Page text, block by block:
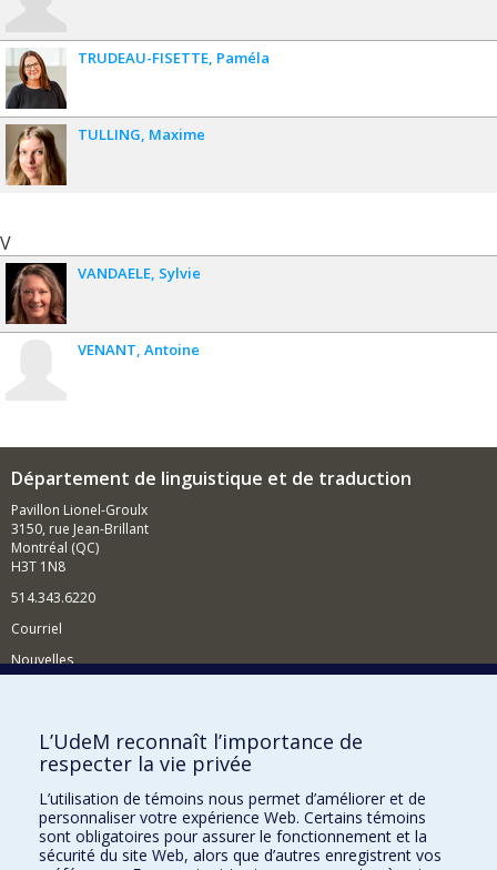
TRUDEAU-FISETTE Paméla
TULLING Maxime
V
VANDAELE Sylvie
VENANT Antoine
Département de linguistique et de traduction
Pavillon Lionel-Groulx
3150, rue Jean-Brillant
Montréal (QC)
H3T 1N8
514.343.6220
Courriel
Nouvelles
Comment soutenir le Département?
BESOIN D'AIDE?
Plan du site
Signaler une erreur
Accessibilité
L’UdeM reconnaît l’importance de
respecter la vie privée
L’utilisation de témoins nous permet d’améliorer et de
personnaliser votre expérience Web. Certains témoins
sont obligatoires pour assurer le fonctionnement et la
sécurité du site Web, alors que d’autres enregistrent vos